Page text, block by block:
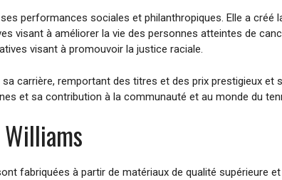
performances sociales et philanthropiques. Elle a créé
visant à améliorer la vie des personnes atteintes de
visant à promouvoir la justice raciale.
carrière, remportant des titres et des prix prestigieux et
et sa contribution à la communauté et au monde du
fabriquées à partir de matériaux de qualité supérieure